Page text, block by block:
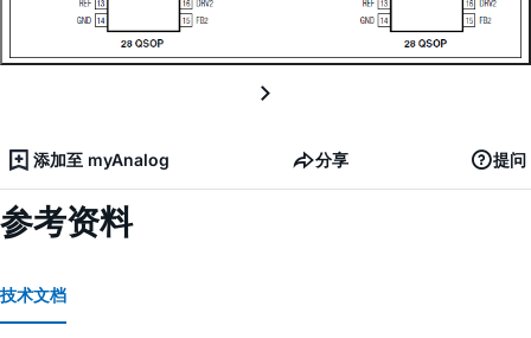
添加至 myAnalog 分享 提问
参考资料
技术文档